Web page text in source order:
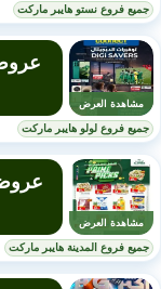
جميع فروع نستو هايبر ماركت
مشاهدة العرض
جميع فروع لولو هايبر ماركت
مشاهدة العرض
جميع فروع المدينة هايبر ماركت